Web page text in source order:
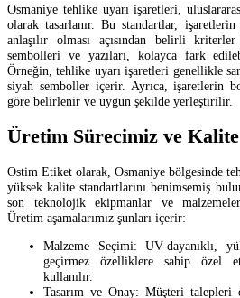
Osmaniye tehlike uyarı işaretleri,
olarak tasarlanır. Bu standartlar, işaretlerin
anlaşılır olması açısından belirli
sembolleri ve yazıları, kolayca fark
Örneğin, tehlike uyarı işaretleri genellikle
siyah semboller içerir. Ayrıca, işaretlerin
göre belirlenir ve uygun şekilde yerleştirilir.
Üretim Sürecimiz ve Kalite
Ostim Etiket olarak, Osmaniye bölgesinde
yüksek kalite standartlarını benimsemiş
son teknolojik ekipmanlar ve
Üretim aşamalarımız şunları içerir:
Malzeme Seçimi: UV-dayanıklı,
geçirmez özelliklere sahip özel
kullanılır.
Tasarım ve Onay: Müşteri talepleri